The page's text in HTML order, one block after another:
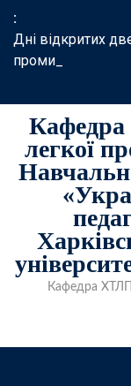
content
:
Дні відкритих
промисл_
Кафедра
легкої
Кафедра